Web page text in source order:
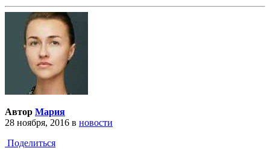
Автор Мария
28 ноября, 2016 в новости
Поделиться